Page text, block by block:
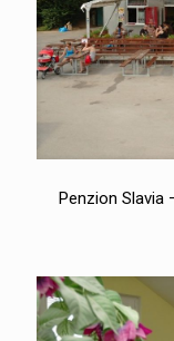
Penzion Slavia